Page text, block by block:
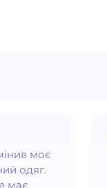
моє
одяг.
має